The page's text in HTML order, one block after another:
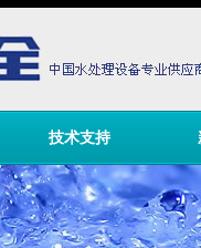
技术支持